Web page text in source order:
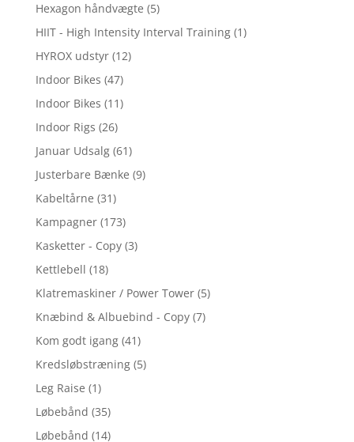
Hexagon håndvægte (5)
HIIT - High Intensity Interval Training (1)
HYROX udstyr (12)
Indoor Bikes (47)
Indoor Bikes (11)
Indoor Rigs (26)
Januar Udsalg (61)
Justerbare Bænke (9)
Kabeltårne (31)
Kampagner (173)
Kasketter - Copy (3)
Kettlebell (18)
Klatremaskiner / Power Tower (5)
Knæbind & Albuebind - Copy (7)
Kom godt igang (41)
Kredsløbstræning (5)
Leg Raise (1)
Løbebånd (35)
Løbebånd (14)